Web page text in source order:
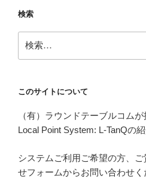
検索
索:
このサイトについて
（有）ラウンドテーブルコム
Local Point System: L-TanQの
システムご利用ご希望の方、
せフォームからお問い合わせく